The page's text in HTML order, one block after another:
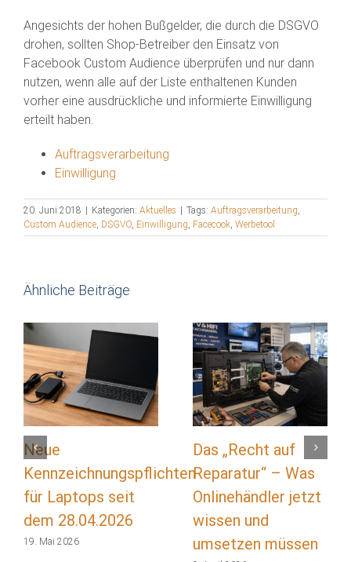
Angesichts der hohen Bußgelder, die durch die DSGVO
drohen, sollten Shop-Betreiber den Einsatz von
Facebook Custom Audience überprüfen und nur dann
nutzen, wenn alle auf der Liste enthaltenen Kunden
vorher eine ausdrückliche und informierte Einwilligung
erteilt haben.
Auftragsverarbeitung
Einwilligung
20. Juni 2018 Kategorien: Aktuelles Tags: Auftragsverarbeitung,
Custom Audience, DSGVO, Einwilligung, Facecook, Werbetool
Ähnliche Beiträge
Neue
Kennzeichnungspflichten
für Laptops seit
dem 28.04.2026
19. Mai 2026
Das „Recht auf
Reparatur“ – Was
Onlinehändler jetzt
wissen und
umsetzen müssen